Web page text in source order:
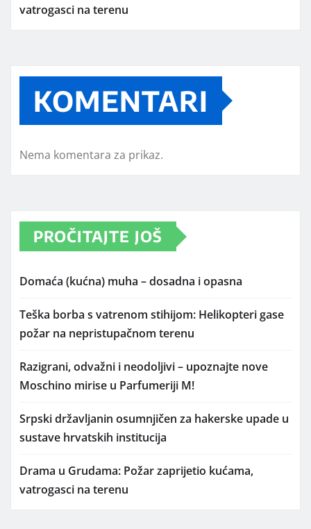
vatrogasci na terenu
KOMENTARI
Nema komentara za prikaz.
PROČITAJTE JOŠ
Domaća (kućna) muha – dosadna i opasna
Teška borba s vatrenom stihijom: Helikopteri gase
požar na nepristupačnom terenu
Razigrani, odvažni i neodoljivi – upoznajte nove
Moschino mirise u Parfumeriji M!
Srpski državljanin osumnjičen za hakerske upade u
sustave hrvatskih institucija
Drama u Grudama: Požar zaprijetio kućama,
vatrogasci na terenu